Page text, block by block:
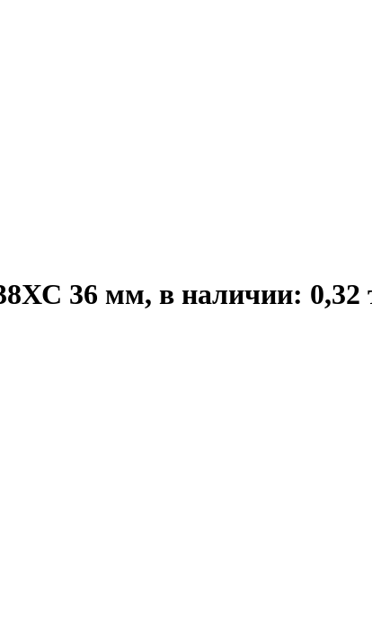
36 мм, в наличии: